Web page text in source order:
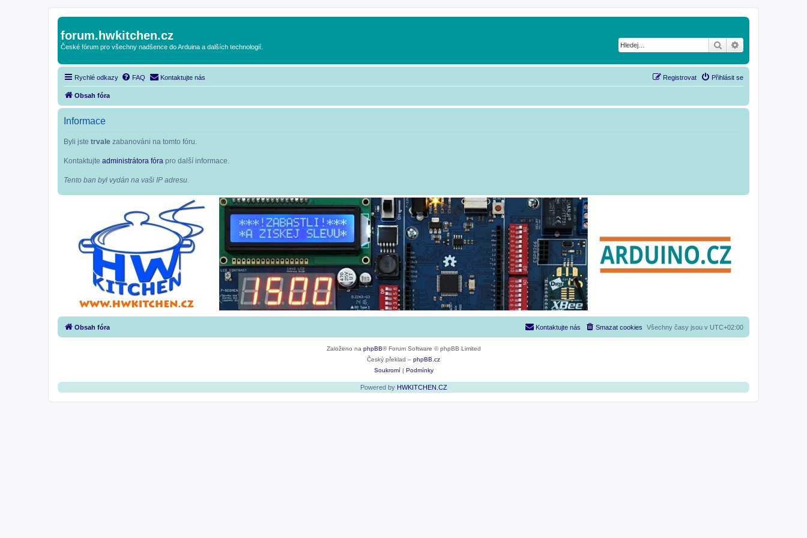
forum.hwkitchen.cz
České fórum pro všechny nadšence do Arduina a dalších technologií. Hledat
Rychlé odkazy FAQ Kontaktujte nás Přihlásit se
Registrovat
Obsah fóra
Informace
Byli jste trvale zabanováni na tomto fóru.
Kontaktujte administrátora fóra pro další informace.
Tento ban byl vydán na vaši IP adresu.
Obsah fóra Všechny časy jsou v UTC+02:00
Smazat cookies
Kontaktujte nás
Založeno na phpBB® Forum Software © phpBB Limited
Český překlad – phpBB.cz
Soukromí| Podmínky
Powered by HWKITCHEN.CZ